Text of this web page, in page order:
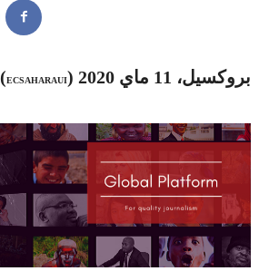
بروكسيل، 11 ماي 2020 ( ECSAHARAUI
)